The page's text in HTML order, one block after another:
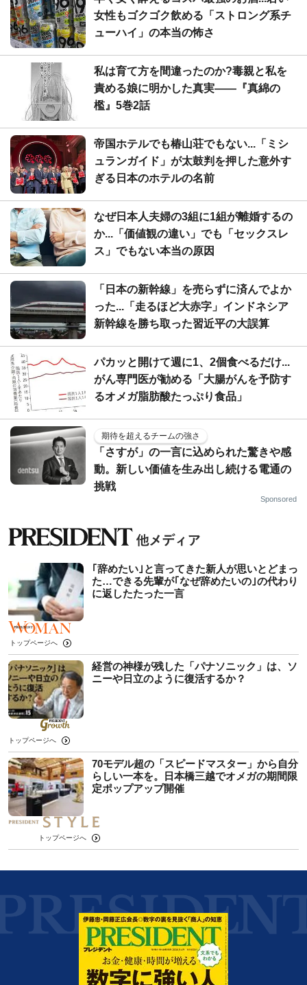
女性もゴクゴク飲める「ストロング系チ
ューハイ」の本当の怖さ
私は育て方を間違ったのか?毒親と私を
責める娘に明かした真実――『真綿の
檻』5巻2話
帝国ホテルでも椿山荘でもない...「ミシ
ュランガイド」が太鼓判を押した意外す
ぎる日本のホテルの名前
なぜ日本人夫婦の3組に1組が離婚するの
か...「価値観の違い」でも「セックスレ
ス」でもない本当の原因
「日本の新幹線」を売らずに済んでよか
った...「走るほど大赤字」インドネシア
新幹線を勝ち取った習近平の大誤算
パカッと開けて週に1、2個食べるだけ...
がん専門医が勧める「大腸がんを予防す
るオメガ脂肪酸たっぷり食品」
期待を超えるチームの強さ
「さすが」の一言に込められた驚きや感
動。新しい価値を生み出し続ける電通の
挑戦
Sponsored
｢辞めたい｣と言ってきた新人が思いとどまっ
た…できる先輩が｢なぜ辞めたいの｣の代わり
に返したたった一言
トップページへ
経営の神様が残した「パナソニック」は、ソ
ニーや日立のように復活するか？
トップページへ
70モデル超の「スピードマスター」から自分
らしい一本を。日本橋三越でオメガの期間限
定ポップアップ開催
トップページへ